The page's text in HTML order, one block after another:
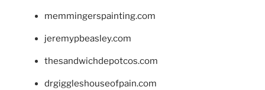
memmingerspainting.com
jeremypbeasley.com
thesandwichdepotcos.com
drgiggleshouseofpain.com